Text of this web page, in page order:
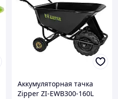
Аккумуляторная тачка
Zipper ZI-EWB300-160L